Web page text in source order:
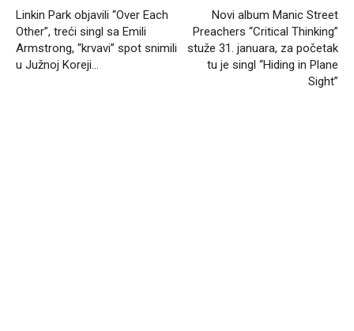
Linkin Park objavili “Over Each
Other”, treći singl sa Emili
Armstrong, “krvavi” spot snimili
u Južnoj Koreji…
Novi album Manic Street
Preachers “Critical Thinking”
stuže 31. januara, za početak
tu je singl “Hiding in Plane
Sight”